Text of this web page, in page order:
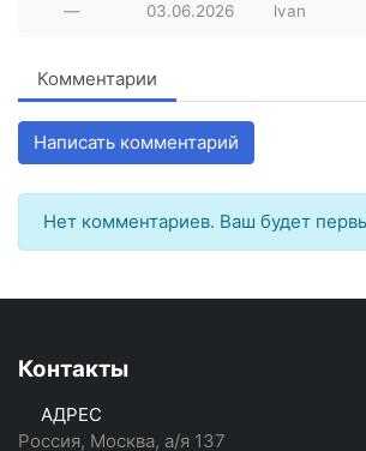
— 03.06.2026 lvan
Комментарии
Написать комментарий
Нет комментариев. Ваш будет
Контакты
АДРЕС
Россия, Москва, а/я 137